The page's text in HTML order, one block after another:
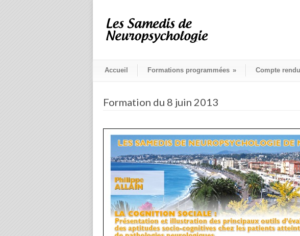
Accueil Formations programmées » Compte
Formation du 8 juin 2013